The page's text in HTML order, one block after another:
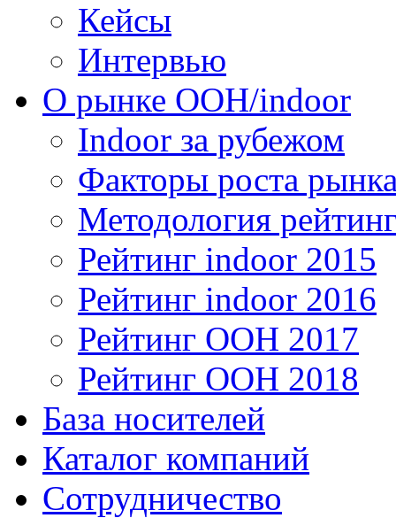
Кейсы
Интервью
О рынке OOH/indoor
Indoor за рубежом
Факторы роста
Методология
Рейтинг indoor 2015
Рейтинг indoor 2016
Рейтинг OOH 2017
Рейтинг OOH 2018
База носителей
Каталог компаний
Сотрудничество